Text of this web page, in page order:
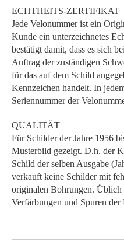
ECHTHEITS-ZERTIFIKAT
Jede Velonummer ist ein
Kunde ein unterzeichnetes
bestätigt damit, dass es sich
Auftrag der zuständigen
für das auf dem Schild
Kennzeichen handelt. In
Seriennummer der
QUALITÄT
Für Schilder der Jahre 1956
Musterbild gezeigt. D.h. der
Schild der selben Ausgabe
verkauft keine Schilder mit
originalen Bohrungen. Üblich
Verfärbungen und Spuren der